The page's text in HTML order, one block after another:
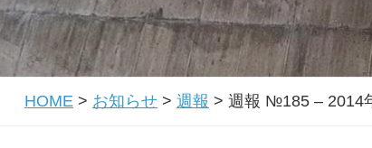
HOME > お知らせ > 週報 > 週報 №185 – 2014